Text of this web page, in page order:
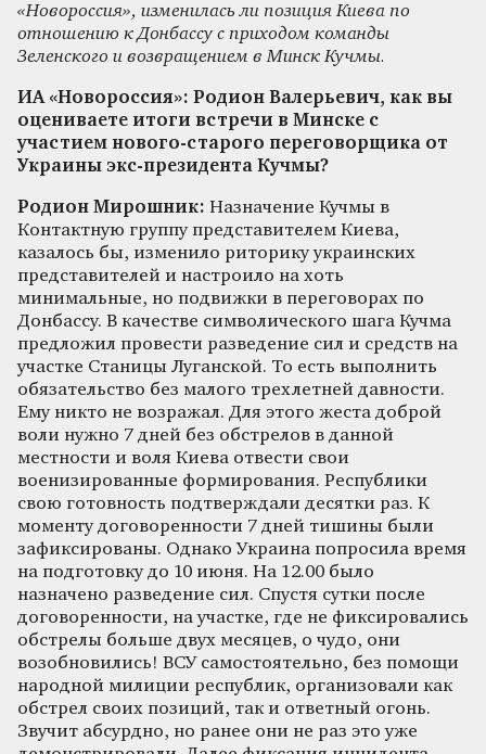
«Новороссия», изменилась ли позиция Киева по
отношению к Донбассу с приходом команды
Зеленского и возвращением в Минск Кучмы.
ИА «Новороссия»: Родион Валерьевич, как вы
оцениваете итоги встречи в Минске с
участием нового-старого переговорщика от
Украины экс-президента Кучмы?
Родион Мирошник: Назначение Кучмы в
Контактную группу представителем Киева,
казалось бы, изменило риторику украинских
представителей и настроило на хоть
минимальные, но подвижки в переговорах по
Донбассу. В качестве символического шага Кучма
предложил провести разведение сил и средств на
участке Станицы Луганской. То есть выполнить
обязательство без малого трехлетней давности.
Ему никто не возражал. Для этого жеста доброй
воли нужно 7 дней без обстрелов в данной
местности и воля Киева отвести свои
военизированные формирования. Республики
свою готовность подтверждали десятки раз. К
моменту договоренности 7 дней тишины были
зафиксированы. Однако Украина попросила время
на подготовку до 10 июня. На 12.00 было
назначено разведение сил. Спустя сутки после
договоренности, на участке, где не фиксировались
обстрелы больше двух месяцев, о чудо, они
возобновились! ВСУ самостоятельно, без помощи
народной милиции республик, организовали как
обстрел своих позиций, так и ответный огонь.
Звучит абсурдно, но ранее они не раз это уже